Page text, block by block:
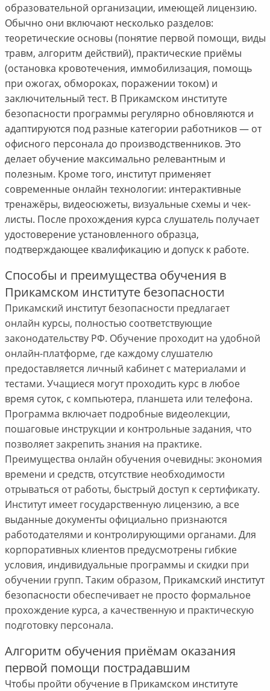
образовательной организации, имеющей лицензию.
Обычно они включают несколько разделов:
теоретические основы (понятие первой помощи, виды
травм, алгоритм действий), практические приёмы
(остановка кровотечения, иммобилизация, помощь
при ожогах, обмороках, поражении током) и
заключительный тест. В Прикамском институте
безопасности программы регулярно обновляются и
адаптируются под разные категории работников — от
офисного персонала до производственников. Это
делает обучение максимально релевантным и
полезным. Кроме того, институт применяет
современные онлайн технологии: интерактивные
тренажёры, видеосюжеты, визуальные схемы и чек-
листы. После прохождения курса слушатель получает
удостоверение установленного образца,
подтверждающее квалификацию и допуск к работе.
Способы и преимущества обучения в
Прикамском институте безопасности
Прикамский институт безопасности предлагает
онлайн курсы, полностью соответствующие
законодательству РФ. Обучение проходит на удобной
онлайн-платформе, где каждому слушателю
предоставляется личный кабинет с материалами и
тестами. Учащиеся могут проходить курс в любое
время суток, с компьютера, планшета или телефона.
Программа включает подробные видеолекции,
пошаговые инструкции и контрольные задания, что
позволяет закрепить знания на практике.
Преимущества онлайн обучения очевидны: экономия
времени и средств, отсутствие необходимости
отрываться от работы, быстрый доступ к сертификату.
Институт имеет государственную лицензию, а все
выданные документы официально признаются
работодателями и контролирующими органами. Для
корпоративных клиентов предусмотрены гибкие
условия, индивидуальные программы и скидки при
обучении групп. Таким образом, Прикамский институт
безопасности обеспечивает не просто формальное
прохождение курса, а качественную и практическую
подготовку персонала.
Алгоритм обучения приёмам оказания
первой помощи пострадавшим
Чтобы пройти обучение в Прикамском институте